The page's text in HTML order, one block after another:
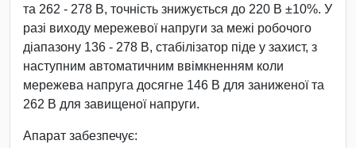
та 262 - 278 В, точність знижується до 220 В ±10%. У
разі виходу мережевої напруги за межі робочого
діапазону 136 - 278 В, стабілізатор піде у захист, з
наступним автоматичним ввімкненням коли
мережева напруга досягне 146 В для заниженої та
262 В для завищеної напруги.
Апарат забезпечує: